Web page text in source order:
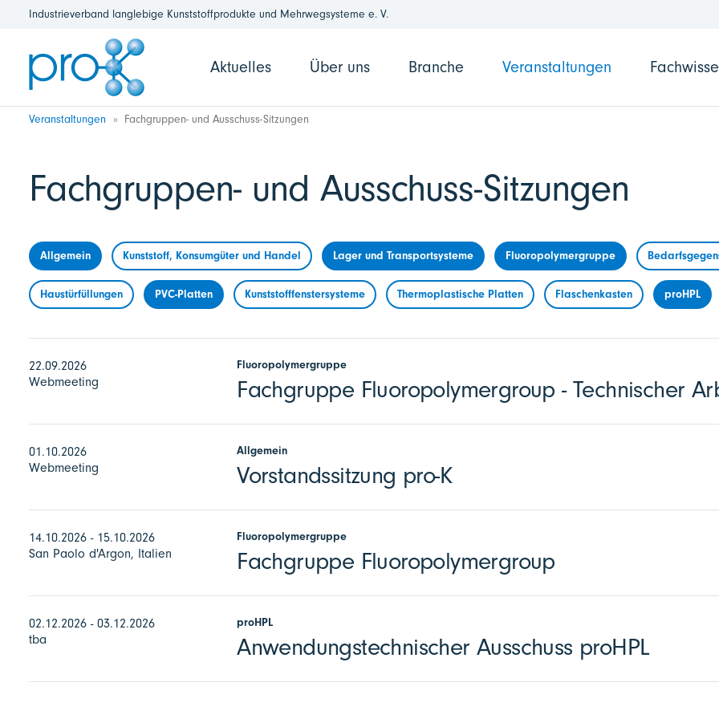
Industrieverband langlebige Kunststoffprodukte und Mehrwegsysteme e. V.
Aktuelles Über uns Branche Veranstaltungen
Veranstaltungen Fachgruppen- und Ausschuss-Sitzungen
Fachgruppen- und Ausschuss-Sitzungen
Allgemein Kunststoff, Konsumgüter und Handel Lager und Transportsysteme Fluoropolymergruppe
Haustürfüllungen PVC-Platten Kunststofffenstersysteme Thermoplastische Platten Flaschenkasten proHPL
22.09.2026
Webmeeting
Fluoropolymergruppe
Fachgruppe Fluoropolymergroup - Technischer
01.10.2026
Webmeeting
Allgemein
Vorstandssitzung pro-K
14.10.2026 - 15.10.2026
San Paolo d'Argon, Italien
Fluoropolymergruppe
Fachgruppe Fluoropolymergroup
02.12.2026 - 03.12.2026
tba
proHPL
Anwendungstechnischer Ausschuss proHPL